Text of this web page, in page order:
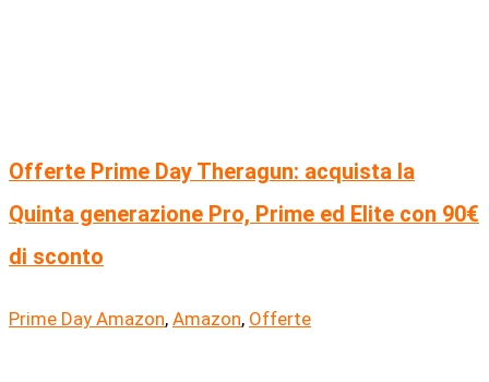
Offerte Prime Day Theragun: acquista la
Quinta generazione Pro, Prime ed Elite con 90€
di sconto
Prime Day Amazon, Amazon, Offerte